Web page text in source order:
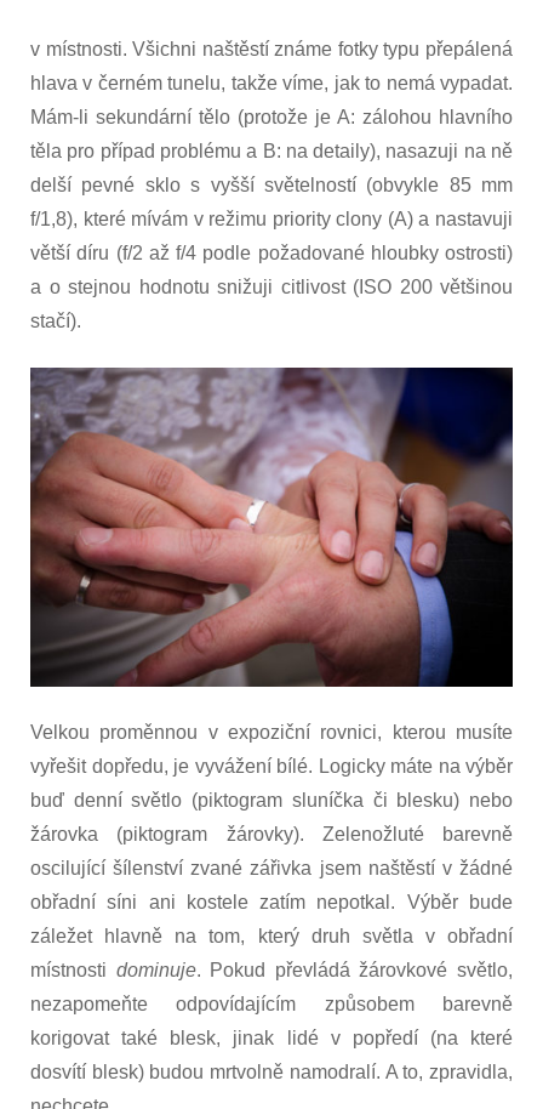
v místnosti. Všichni naštěstí známe fotky typu přepálená
hlava v černém tunelu, takže víme, jak to nemá vypadat.
Mám-li sekundární tělo (protože je A: zálohou hlavního
těla pro případ problému a B: na detaily), nasazuji na ně
delší pevné sklo s vyšší světelností (obvykle 85 mm
f/1,8), které mívám v režimu priority clony (A) a nastavuji
větší díru (f/2 až f/4 podle požadované hloubky ostrosti)
a o stejnou hodnotu snižuji citlivost (ISO 200 většinou
stačí).
Velkou proměnnou v expoziční rovnici, kterou musíte
vyřešit dopředu, je vyvážení bílé. Logicky máte na výběr
buď denní světlo (piktogram sluníčka či blesku) nebo
žárovka (piktogram žárovky). Zelenožluté barevně
oscilující šílenství zvané zářivka jsem naštěstí v žádné
obřadní síni ani kostele zatím nepotkal. Výběr bude
záležet hlavně na tom, který druh světla v obřadní
místnosti dominuje. Pokud převládá žárovkové světlo,
nezapomeňte odpovídajícím způsobem barevně
korigovat také blesk, jinak lidé v popředí (na které
dosvítí blesk) budou mrtvolně namodralí. A to, zpravidla,